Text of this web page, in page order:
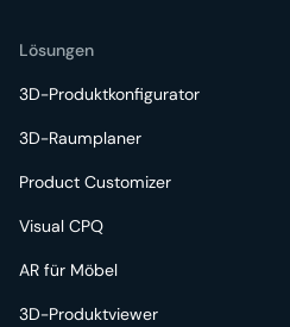
Lösungen
3D-Produktkonfigurator
3D-Raumplaner
Product Customizer
Visual CPQ
AR für Möbel
3D-Produktviewer